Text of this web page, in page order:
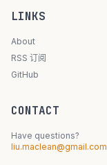
LINKS
About
RSS 订阅
GitHub
CONTACT
Have questions?
liu.maclean@gmail.com